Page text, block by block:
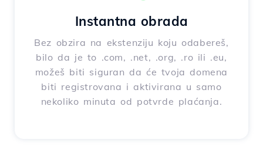
Instantna obrada
Bez obzira na ekstenziju koju odabereš,
bilo da je to .com, .net, .org, .ro ili .eu,
možeš biti siguran da će tvoja domena
biti registrovana i aktivirana u samo
nekoliko minuta od potvrde plaćanja.